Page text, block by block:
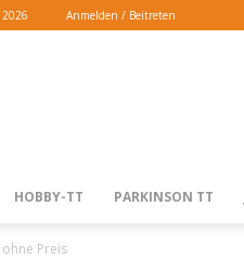
Anmelden / Beitreten
HOBBY-TT PARKINSON TT
ohne Preis